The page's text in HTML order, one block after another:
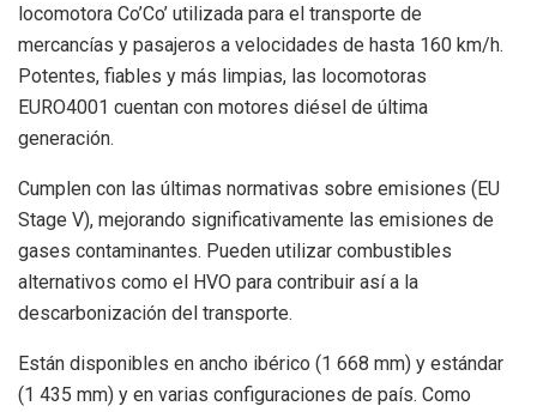
locomotora Co’Co’ utilizada para el transporte de
mercancías y pasajeros a velocidades de hasta 160 km/h.
Potentes, fiables y más limpias, las locomotoras
EURO4001 cuentan con motores diésel de última
generación.
Cumplen con las últimas normativas sobre emisiones (EU
Stage V), mejorando significativamente las emisiones de
gases contaminantes. Pueden utilizar combustibles
alternativos como el HVO para contribuir así a la
descarbonización del transporte.
Están disponibles en ancho ibérico (1 668 mm) y estándar
(1 435 mm) y en varias configuraciones de país. Como